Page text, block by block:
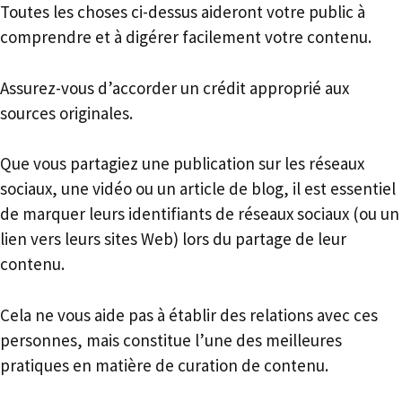
Toutes les choses ci-dessus aideront votre public à
comprendre et à digérer facilement votre contenu.
Assurez-vous d’accorder un crédit approprié aux
sources originales.
Que vous partagiez une publication sur les réseaux
sociaux, une vidéo ou un article de blog, il est essentiel
de marquer leurs identifiants de réseaux sociaux (ou un
lien vers leurs sites Web) lors du partage de leur
contenu.
Cela ne vous aide pas à établir des relations avec ces
personnes, mais constitue l’une des meilleures
pratiques en matière de curation de contenu.